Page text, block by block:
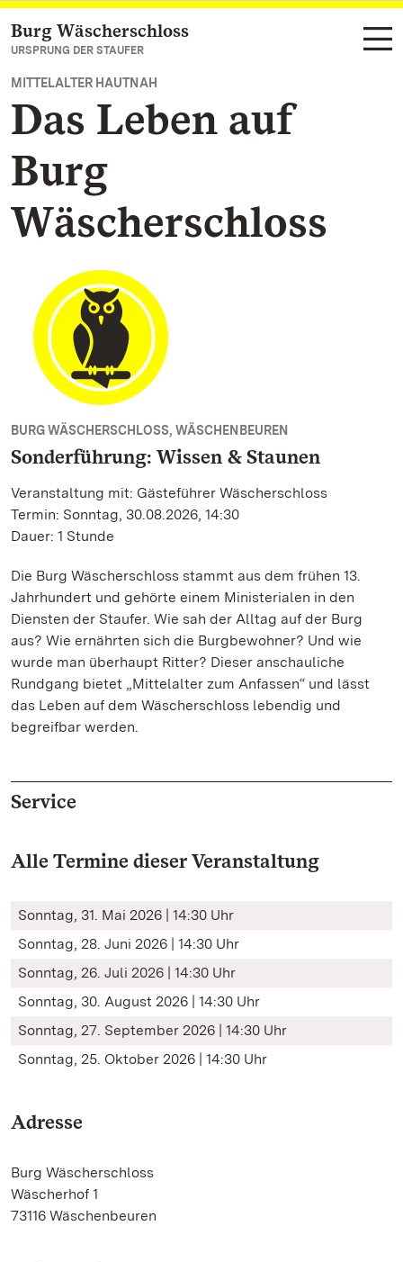
Zum Hauptinhalt springen
Burg Wäscherschloss
URSPRUNG DER STAUFER
MITTELALTER HAUTNAH
Das Leben auf
Burg
Wäscherschloss
BURG WÄSCHERSCHLOSS, WÄSCHENBEUREN
Sonderführung: Wissen & Staunen
Veranstaltung mit: Gästeführer Wäscherschloss
Termin: Sonntag, 30.08.2026, 14:30
Dauer: 1 Stunde
Die Burg Wäscherschloss stammt aus dem frühen 13.
Jahrhundert und gehörte einem Ministerialen in den
Diensten der Staufer. Wie sah der Alltag auf der Burg
aus? Wie ernährten sich die Burgbewohner? Und wie
wurde man überhaupt Ritter? Dieser anschauliche
Rundgang bietet „Mittelalter zum Anfassen“ und lässt
das Leben auf dem Wäscherschloss lebendig und
begreifbar werden.
Service
Alle Termine dieser Veranstaltung
Sonntag, 31. Mai 2026 | 14:30 Uhr
Sonntag, 28. Juni 2026 | 14:30 Uhr
Sonntag, 26. Juli 2026 | 14:30 Uhr
Sonntag, 30. August 2026 | 14:30 Uhr
Sonntag, 27. September 2026 | 14:30 Uhr
Sonntag, 25. Oktober 2026 | 14:30 Uhr
Adresse
Burg Wäscherschloss
Wäscherhof 1
73116 Wäschenbeuren